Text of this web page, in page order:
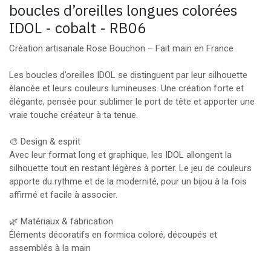
boucles d’oreilles longues colorées
IDOL - cobalt - RB06
Création artisanale Rose Bouchon – Fait main en France
Les boucles d’oreilles IDOL se distinguent par leur silhouette
élancée et leurs couleurs lumineuses. Une création forte et
élégante, pensée pour sublimer le port de tête et apporter une
vraie touche créateur à ta tenue.
🎨 Design & esprit
Avec leur format long et graphique, les IDOL allongent la
silhouette tout en restant légères à porter. Le jeu de couleurs
apporte du rythme et de la modernité, pour un bijou à la fois
affirmé et facile à associer.
🌿 Matériaux & fabrication
Éléments décoratifs en formica coloré, découpés et
assemblés à la main